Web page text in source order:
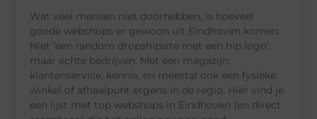
Wat veel mensen niet doorhebben, is hoeveel
goede webshops er gewoon uit Eindhoven komen.
Niet ‘een random dropshipsite met een hip logo’,
maar echte bedrijven. Met een magazijn,
klantenservice, kennis, en meestal ook een fysieke
winkel of afhaalpunt ergens in de regio. Hier vind je
een lijst met top webshops in Eindhoven (en direct